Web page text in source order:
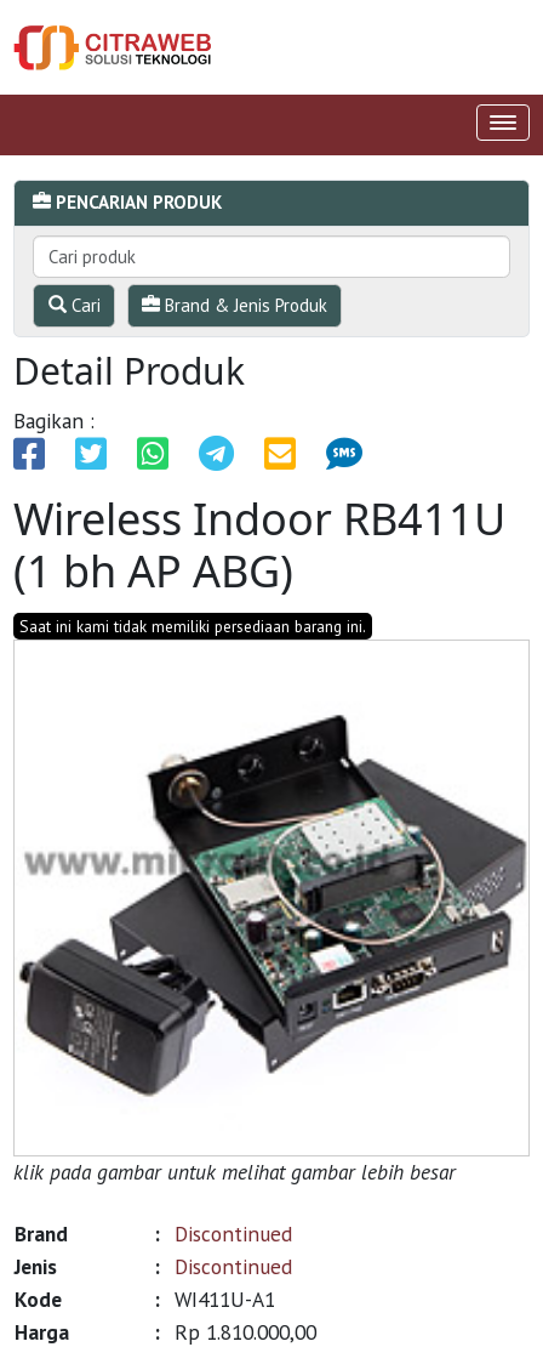
PENCARIAN PRODUK
Cari Brand & Jenis Produk
Detail Produk
Bagikan :
Wireless Indoor RB411U
(1 bh AP ABG)
Saat ini kami tidak memiliki persediaan barang ini.
klik pada gambar untuk melihat gambar lebih besar
Brand : Discontinued
Jenis
: Discontinued
Kode
: WI411U-A1
Harga
: Rp 1.810.000,00